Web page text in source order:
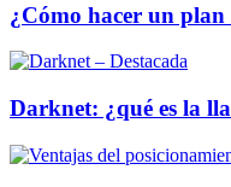
¿Cómo hacer un
Darknet: ¿qué es la